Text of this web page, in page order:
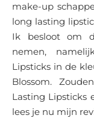
make-up
long lasting
Ik besloot om
nemen,
Lipsticks in de
Blossom.
Lasting Lipsticks
lees je nu mijn